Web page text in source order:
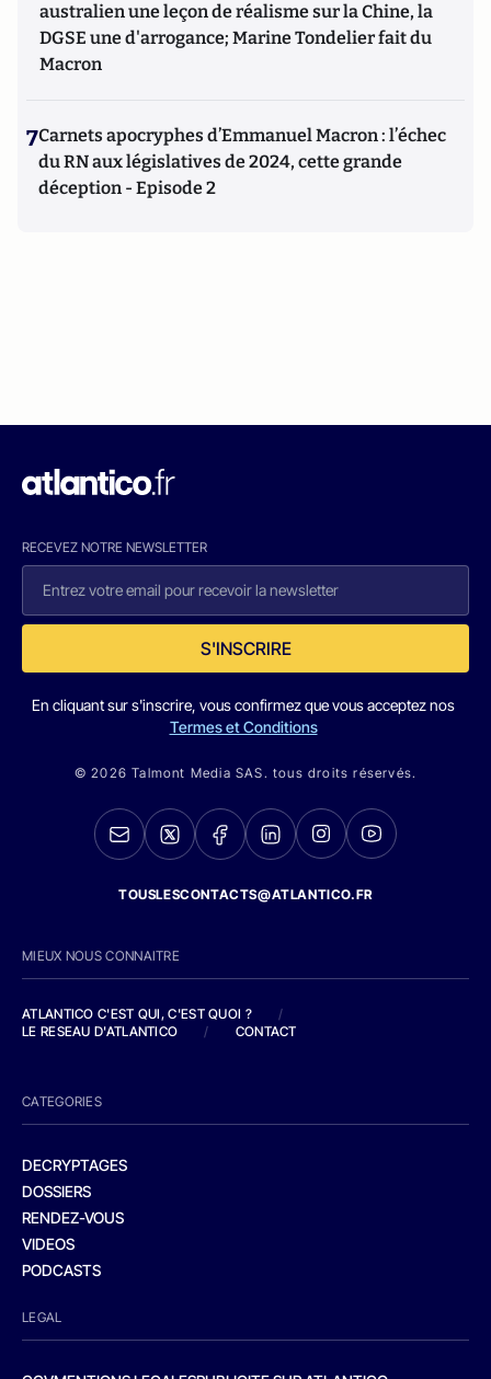
australien une leçon de réalisme sur la Chine, la
DGSE une d'arrogance; Marine Tondelier fait du
Macron
7Carnets apocryphes d’Emmanuel Macron : l’échec
du RN aux législatives de 2024, cette grande
déception - Episode 2
RECEVEZ NOTRE NEWSLETTER
S'INSCRIRE
En cliquant sur s'inscrire, vous confirmez que vous acceptez nos
Termes et Conditions
© 2026 Talmont Media SAS. tous droits réservés.
TOUSLESCONTACTS@ATLANTICO.FR
MIEUX NOUS CONNAITRE
ATLANTICO C'EST QUI, C'EST QUOI ?
/
LE RESEAU D'ATLANTICO
/ CONTACT
CATEGORIES
DECRYPTAGES
DOSSIERS
RENDEZ-VOUS
VIDEOS
PODCASTS
LEGAL